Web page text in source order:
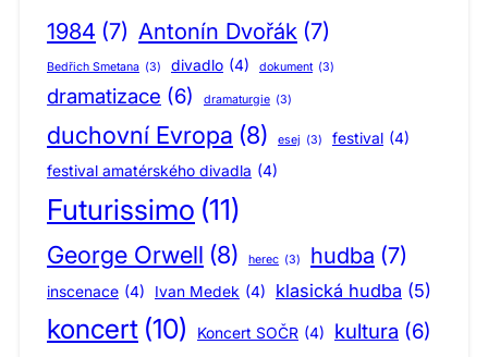
1984 (7) Antonín Dvořák (7)
Bedřich Smetana (3) divadlo (4) dokument (3)
dramatizace (6) dramaturgie (3)
duchovní Evropa (8) esej (3) festival (4)
festival amatérského divadla (4)
Futurissimo (11)
George Orwell (8) herec (3) hudba (7)
inscenace (4) Ivan Medek (4) klasická hudba (5)
koncert (10) Koncert SOČR (4) kultura (6)